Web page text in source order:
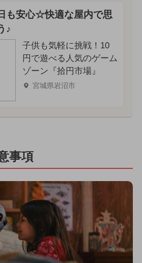
も安心☆快適な屋内で思
♪
子供も気軽に挑戦！10
円で遊べる人気のゲーム
ゾーン『拾円市場』
宮城県岩沼市
事項